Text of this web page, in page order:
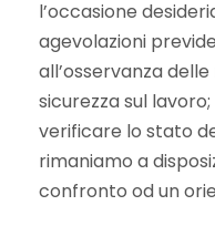
l’occasione
agevolazioni
all’osservanza
sicurezza sul
verificare lo stato
rimaniamo a
confronto od un